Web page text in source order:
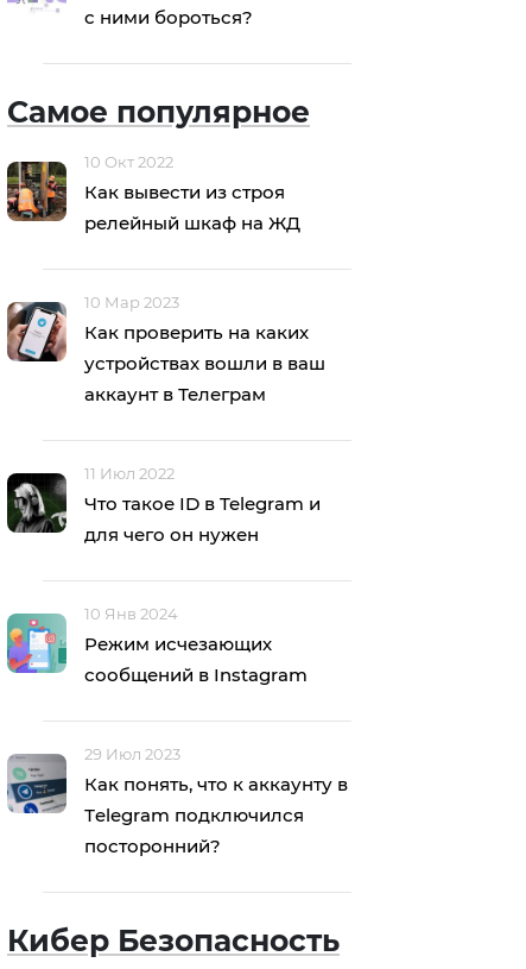
с ними бороться?
Самое популярное
10 Окт 2022
Как вывести из строя
релейный шкаф на ЖД
10 Мар 2023
Как проверить на каких
устройствах вошли в ваш
аккаунт в Телеграм
11 Июл 2022
Что такое ID в Telegram и
для чего он нужен
10 Янв 2024
Режим исчезающих
сообщений в Instagram
29 Июл 2023
Как понять, что к аккаунту в
Тelegram подключился
посторонний?
Кибер Безопасность